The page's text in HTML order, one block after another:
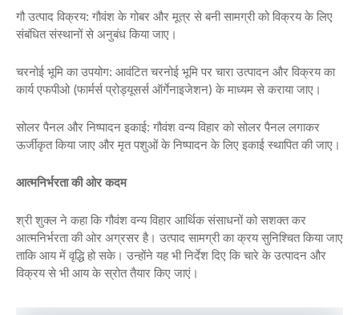
गौ उत्पाद विक्रय: गौवंश के गोबर और मूत्र से बनी सामग्री को विक्रय के लिए
संबंधित संस्थानों से अनुबंध किया जाए।
चरनोई भूमि का उपयोग: आवंटित चरनोई भूमि पर चारा उत्पादन और विक्रय का
कार्य एफपीओ (फार्मर्स प्रोड्यूसर्स ऑर्गेनाइजेशन) के माध्यम से कराया जाए।
सोलर पैनल और निष्पादन इकाई: गौवंश वन्य विहार को सोलर पैनल लगाकर
ऊर्जीकृत किया जाए और मृत पशुओं के निष्पादन के लिए इकाई स्थापित की जाए।
आत्मनिर्भरता की ओर कदम
श्री शुक्ल ने कहा कि गौवंश वन्य विहार आर्थिक संसाधनों को सशक्त कर
आत्मनिर्भरता की ओर अग्रसर है। उत्पाद सामग्री का क्रय सुनिश्चित किया जाए
ताकि आय में वृद्धि हो सके। उन्होंने यह भी निर्देश दिए कि चारे के उत्पादन और
विक्रय से भी आय के स्रोत तैयार किए जाएं।